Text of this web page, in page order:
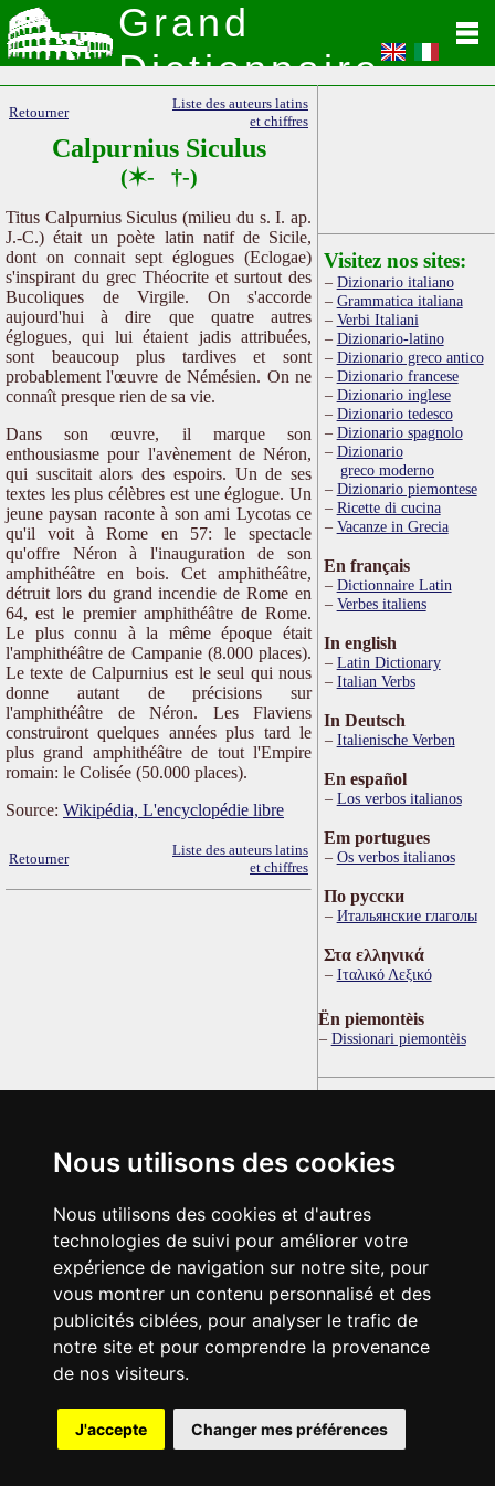
Nous utilisons des cookies
Nous utilisons des cookies et d'autres
technologies de suivi pour améliorer votre
expérience de navigation sur notre site, pour
vous montrer un contenu personnalisé et des
publicités ciblées, pour analyser le trafic de
notre site et pour comprendre la provenance
de nos visiteurs.
J'accepte Changer mes préférences
Grand
Dictionnaire
Latin
Retourner
Liste des auteurs latins
et chiffres
Calpurnius Siculus
(✶- †-)
Titus Calpurnius Siculus (milieu du s. I. ap.
J.-C.) était un poète latin natif de Sicile,
dont on connait sept églogues (Eclogae)
s'inspirant du grec Théocrite et surtout des
Bucoliques de Virgile. On s'accorde
aujourd'hui à dire que quatre autres
églogues, qui lui étaient jadis attribuées,
sont beaucoup plus tardives et sont
probablement l'œuvre de Némésien. On ne
connaît presque rien de sa vie.
Dans son œuvre, il marque son
enthousiasme pour l'avènement de Néron,
qui suscitait alors des espoirs. Un de ses
textes les plus célèbres est une églogue. Un
jeune paysan raconte à son ami Lycotas ce
qu'il voit à Rome en 57: le spectacle
qu'offre Néron à l'inauguration de son
amphithéâtre en bois. Cet amphithéâtre,
détruit lors du grand incendie de Rome en
64, est le premier amphithéâtre de Rome.
Le plus connu à la même époque était
l'amphithéâtre de Campanie (8.000 places).
Le texte de Calpurnius est le seul qui nous
donne autant de précisions sur
l'amphithéâtre de Néron. Les Flaviens
construiront quelques années plus tard le
plus grand amphithéâtre de tout l'Empire
romain: le Colisée (50.000 places).
Source: Wikipédia, L'encyclopédie libre
Retourner
Liste des auteurs latins
et chiffres
Visitez nos sites:
Dizionario italiano
Grammatica italiana
Verbi Italiani
Dizionario-latino
Dizionario greco antico
Dizionario francese
Dizionario inglese
Dizionario tedesco
Dizionario spagnolo
Dizionario
greco moderno
Dizionario piemontese
Ricette di cucina
Vacanze in Grecia
En français
Dictionnaire Latin
Verbes italiens
In english
Latin Dictionary
Italian Verbs
In Deutsch
Italienische Verben
En español
Los verbos italianos
Em portugues
Os verbos italianos
По русски
Итальянские глаголы
Στα ελληνικά
Ιταλικό Λεξικό
Ën piemontèis
Dissionari piemontèis
© 2003-2029 - Tous droits réservés - Olivetti Media Communication